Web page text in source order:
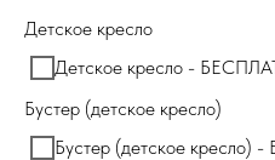
Детское кресло
Детское кресло -
Бустер (детское кресло)
Бустер (детское